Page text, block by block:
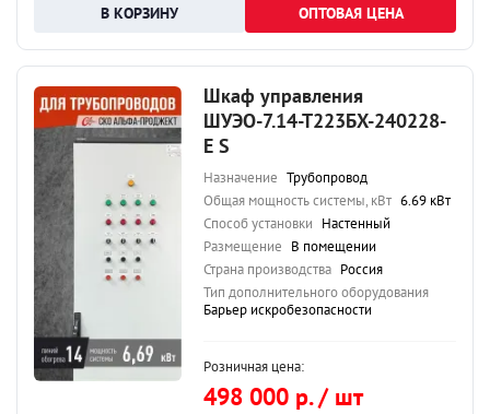
ОПТОВАЯ ЦЕНА
Шкаф управления
ШУЭО-7.14-Т223БХ-240228-
Е S
Назначение Трубопровод
Общая мощность системы, кВт 6.69 кВт
Способ установки Настенный
Размещение В помещении
Страна производства Россия
Тип дополнительного оборудования
Барьер искробезопасности
Розничная цена:
498 000 р. / шт